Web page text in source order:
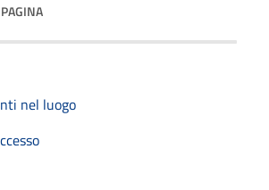
nel luogo